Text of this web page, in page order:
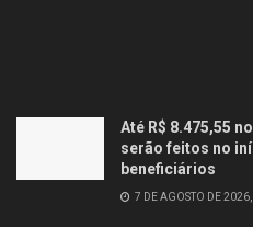
Até R$ 8.475,55
serão feitos no
beneficiários
7 DE AGOSTO DE